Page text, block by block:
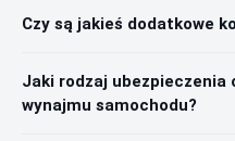
Czy są jakieś dodatkowe
Jaki rodzaj ubezpieczenia
wynajmu samochodu?